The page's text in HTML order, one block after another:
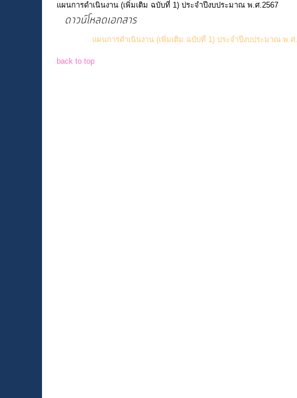
แผนการดำเนินงาน (เพิ่มเติม ฉบับที่ 1) ประจำปีงบประมาณ พ.ศ.2567
ดาวน์โหลดเอกสาร
แผนการดำเนินงาน (เพิ่มเติม ฉบับที่ 1) ประจำปีงบประมาณ พ.ศ
back to top